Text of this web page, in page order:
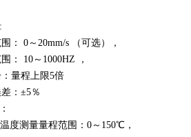
:
：
0 ～ 20mm/s
（可选），
：
10 ～ 1000HZ
，
量程上限5倍
：±5％
温度测量量程范围： 0 ～ 150℃，